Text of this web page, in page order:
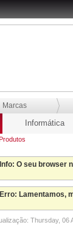
Marcas
Informática
Info: O seu browser
Erro: Lamentamos,
Thursday, 06